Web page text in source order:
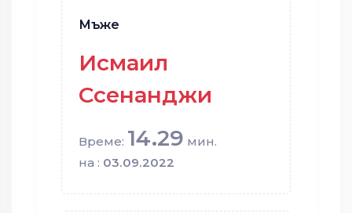
Мъже
Исмаил
Ссенанджи
Време: 14.29 мин.
на : 03.09.2022